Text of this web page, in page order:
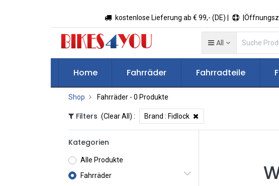
kostenlose Lieferung ab € 99,- (DE) |
All
Home Fahrräder Fahrradteile
Shop Fahrräder- 0 Produkte
Filters (Clear All) : Brand : Fidlock
Kategorien
Alle Produkte
Fahrräder